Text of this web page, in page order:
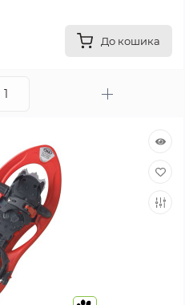
До кошика